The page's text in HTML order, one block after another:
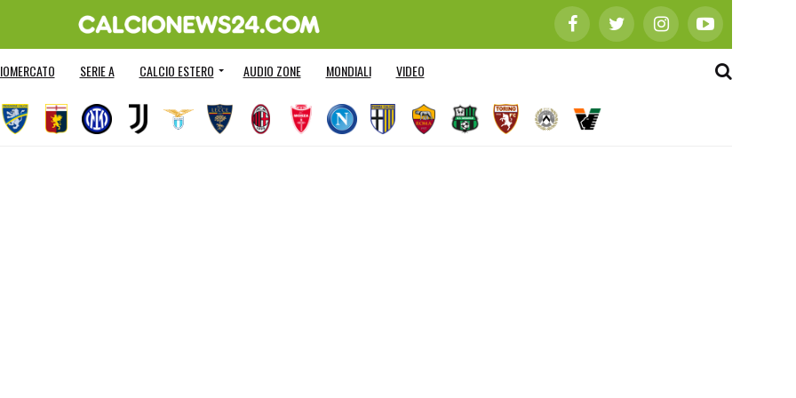
SERIE A CALCIO ESTERO AUDIO ZONE MONDIALI VIDEO